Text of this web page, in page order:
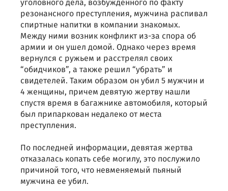
уголовного дела, возбужденного по факту
резонансного преступления, мужчина распивал
спиртные напитки в компании знакомых.
Между ними возник конфликт из-за спора об
армии и он ушел домой. Однако через время
вернулся с ружьем и расстрелял своих
“обидчиков”, а также решил “убрать” и
свидетелей. Таким образом он убил 5 мужчин и
4 женщины, причем девятую жертву нашли
спустя время в багажнике автомобиля, который
был припаркован недалеко от места
преступления.
По последней информации, девятая жертва
отказалась копать себе могилу, это послужило
причиной того, что невменяемый пьяный
мужчина ее убил.